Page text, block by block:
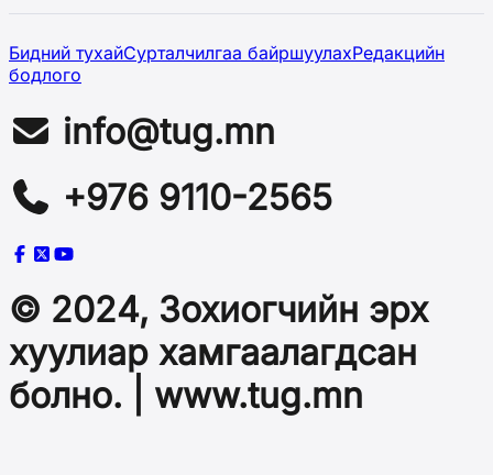
Бидний тухайСурталчилгаа байршуулахРедакцийн
бодлого
info@tug.mn
+976 9110-2565
© 2024, Зохиогчийн эрх
хуулиар хамгаалагдсан
болно. | www.tug.mn